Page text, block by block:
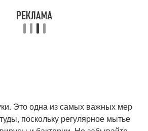
Это одна из самых важных мер
поскольку регулярное мытье